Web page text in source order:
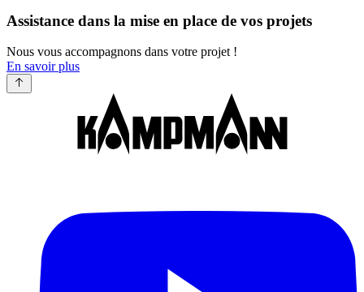
Assistance dans la mise en place de vos projets
Nous vous accompagnons dans votre projet !
En savoir plus